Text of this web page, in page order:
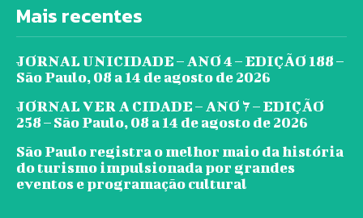
Mais recentes
JORNAL UNICIDADE – ANO 4 – EDIÇÃO 188 –
São Paulo, 08 a 14 de agosto de 2026
JORNAL VER A CIDADE – ANO 7 – EDIÇÃO
258 – São Paulo, 08 a 14 de agosto de 2026
São Paulo registra o melhor maio da história
do turismo impulsionada por grandes
eventos e programação cultural